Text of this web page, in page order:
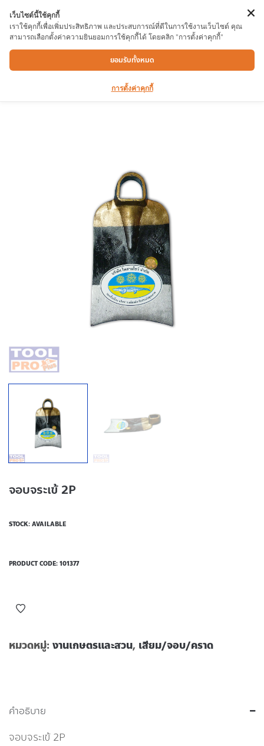
จอบจระเข้ 2P
จอบจระเข้ 2P
STOCK: AVAILABLE
PRODUCT CODE: 101377
หมวดหมู่: งานเกษตรและสวน, เสียม/จอบ/คราด
คำอธิบาย
จอบจระเข้ 2P
เว็บไซต์นี้ใช้คุกกี้
เราใช้คุกกี้เพื่อเพิ่มประสิทธิภาพ และประสบการณ์ที่ดีในการใช้งานเว็บไซต์ คุณ
สามารถเลือกตั้งค่าความยินยอมการใช้คุกกี้ได้ โดยคลิก "การตั้งค่าคุกกี้"
ยอมรับทั้งหมด
การตั้งค่าคุกกี้